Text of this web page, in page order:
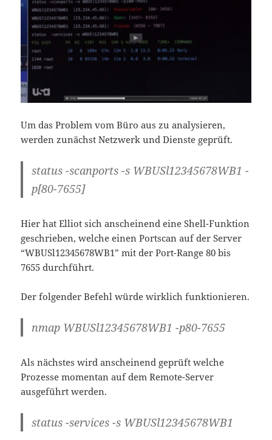
Um das Problem vom Büro aus zu analysieren,
werden zunächst Netzwerk und Dienste geprüft.
status -scanports -s WBUSl12345678WB1 -
p[80-7655]
Hier hat Elliot sich anscheinend eine Shell-Funktion
geschrieben, welche einen Portscan auf der Server
“WBUSl12345678WB1” mit der Port-Range 80 bis
7655 durchführt.
Der folgender Befehl würde wirklich funktionieren.
nmap WBUSl12345678WB1 -p80-7655
Als nächstes wird anscheinend geprüft welche
Prozesse momentan auf dem Remote-Server
ausgeführt werden.
status -services -s WBUSl12345678WB1